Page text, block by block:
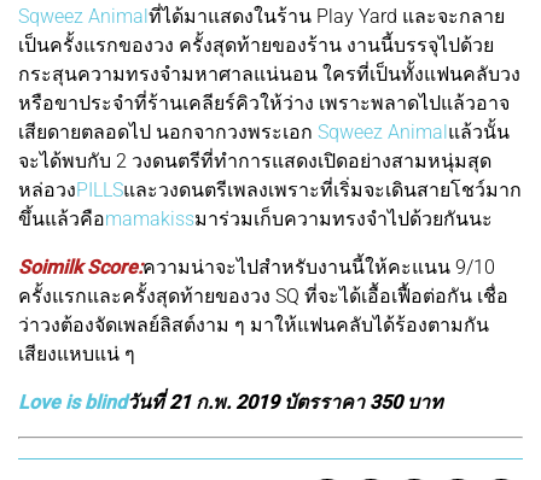
Sqweez Animalที่ได้มาแสดงในร้าน Play Yard และจะกลาย
เป็นครั้งแรกของวง ครั้งสุดท้ายของร้าน งานนี้บรรจุไปด้วย
กระสุนความทรงจำมหาศาลแน่นอน ใครที่เป็นทั้งแฟนคลับวง
หรือขาประจำที่ร้านเคลียร์คิวให้ว่าง เพราะพลาดไปแล้วอาจ
เสียดายตลอดไป นอกจากวงพระเอก Sqweez Animalแล้วนั้น
จะได้พบกับ 2 วงดนตรีที่ทำการแสดงเปิดอย่างสามหนุ่มสุด
หล่อวงPILLSและวงดนตรีเพลงเพราะที่เริ่มจะเดินสายโชว์มาก
ขึ้นแล้วคือmamakissมาร่วมเก็บความทรงจำไปด้วยกันนะ
Soimilk Score:ความน่าจะไปสำหรับงานนี้ให้คะแนน 9/10
ครั้งแรกและครั้งสุดท้ายของวง SQ ที่จะได้เอื้อเฟื้อต่อกัน เชื่อ
ว่าวงต้องจัดเพลย์ลิสต์งาม ๆ มาให้แฟนคลับได้ร้องตามกัน
เสียงแหบแน่ ๆ
Love is blindวันที่ 21 ก.พ. 2019 บัตรราคา 350 บาท